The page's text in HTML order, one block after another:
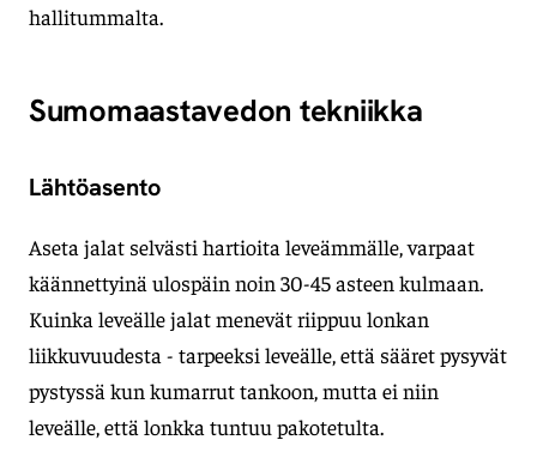
hallitummalta.
Sumomaastavedon tekniikka
Lähtöasento
Aseta jalat selvästi hartioita leveämmälle, varpaat
käännettyinä ulospäin noin 30-45 asteen kulmaan.
Kuinka leveälle jalat menevät riippuu lonkan
liikkuvuudesta - tarpeeksi leveälle, että sääret pysyvät
pystyssä kun kumarrut tankoon, mutta ei niin
leveälle, että lonkka tuntuu pakotetulta.